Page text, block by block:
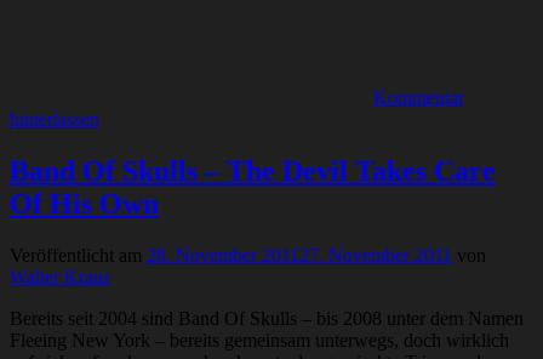
Kommentar
hinterlassen
Band Of Skulls – The Devil Takes Care
Of His Own
Veröffentlicht am 28. November 2011 27. November 2011 von
Walter Kraus
Bereits seit 2004 sind Band Of Skulls – bis 2008 unter dem Namen
Fleeing New York – bereits gemeinsam unterwegs, doch wirklich